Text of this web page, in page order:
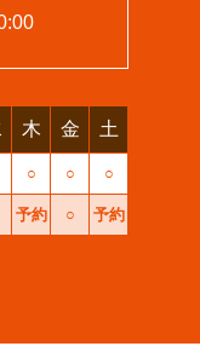
木 金 土
○ ○ ○
予約 ○ 予約